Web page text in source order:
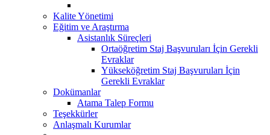
Kalite Yönetimi
Eğitim ve Araştırma
Asistanlık Süreçleri
Ortaöğretim Staj Başvuruları İçin Gerekli
Evraklar
Yükseköğretim Staj Başvuruları İçin
Gerekli Evraklar
Dokümanlar
Atama Talep Formu
Teşekkürler
Anlaşmalı Kurumlar